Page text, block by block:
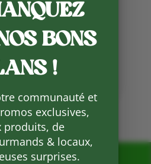
BONS
!
communauté et
exclusives,
produits, de
& locaux,
surprises.